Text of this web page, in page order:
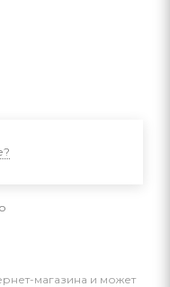
магазина и может